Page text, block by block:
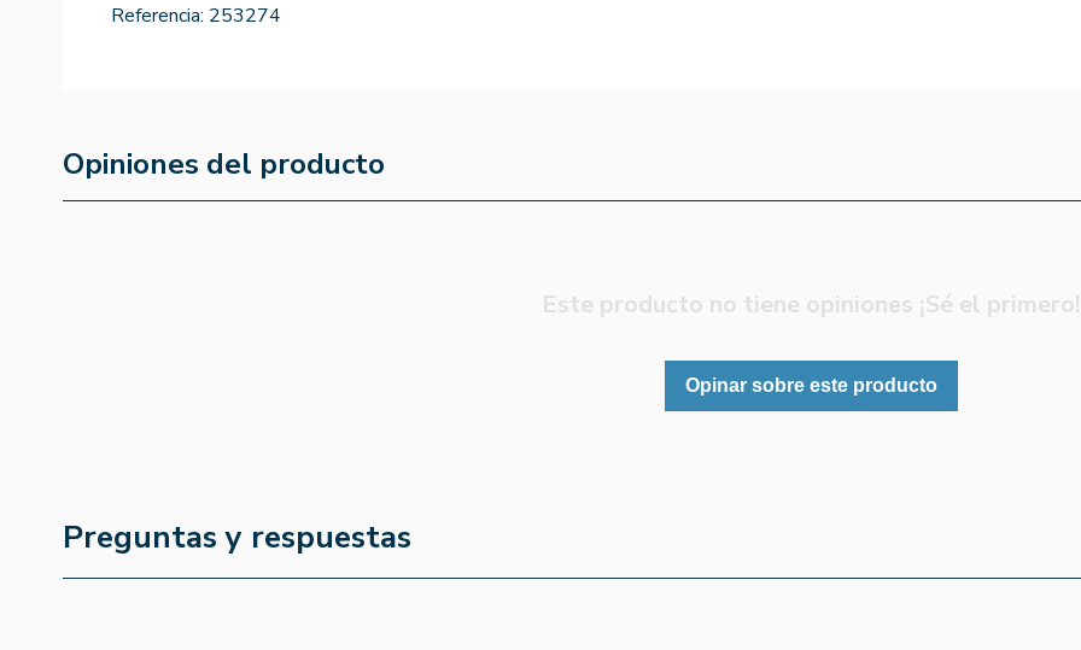
Referencia: 253274
Opiniones del producto
Este producto no tiene opiniones ¡Sé el primero!
Opinar sobre este producto
Preguntas y respuestas